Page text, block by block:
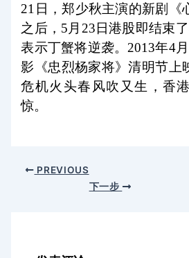
21日，郑少秋主演的新剧《
之后，5月23日港股即结束
表示丁蟹将逆袭。2013年4
影《忠烈杨家将》清明节上
危机火头春风吹又生，香
惊。
PREVIOUS
下一步